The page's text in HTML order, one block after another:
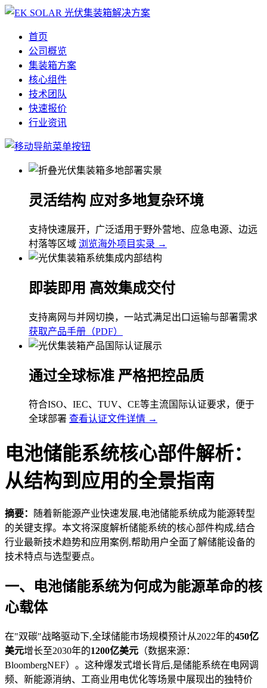
首页
公司概览
集装箱方案
核心组件
技术团队
快速报价
行业资讯
灵活结构 应对多地复杂环境
支持快速展开，广泛适用于野外营地、应急电源、边远
村落等区域 浏览海外项目实录 →
即装即用 高效集成交付
支持离网与并网切换，一站式满足出口运输与部署需求
获取产品手册（PDF）
通过全球标准 严格把控品质
符合ISO、IEC、TUV、CE等主流国际认证要求，便于
全球部署 查看认证文件详情 →
电池储能系统核心部件解析：
从结构到应用的全景指南
摘要：
随着新能源产业快速发展,电池储能系统成为能源转型
的关键支撑。本文将深度解析储能系统的核心部件构成,结合
行业最新技术趋势和应用案例,帮助用户全面了解储能设备的
技术特点与选型要点。
一、电池储能系统为何成为能源革命的核
心载体
在"双碳"战略驱动下,全球储能市场规模预计从2022年的450亿
美元增长至2030年的1200亿美元 （数据来源：
BloombergNEF）。这种爆发式增长背后,是储能系统在电网调
频、新能源消纳、工商业用电优化等场景中展现出的独特价